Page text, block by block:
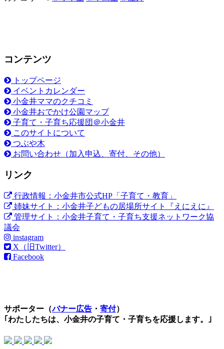
コンテンツ
トップページ
イベントカレンダー
小金井ママのクチコミ
小金井おでかけ公園マップ
子育て・子育ち応援団＠小金井
このサイトについて
つぶや木
お問い合わせ（加入申込、寄付、その他）
リンク
行政情報：小金井市公式HP「子育て・教育」
姉妹サイト：小金井子どもの居場所サイト『えにえに』
管理サイト：小金井子育て・子育ち支援ネットワーク協
議会
instagram
X（旧Twitter）
Facebook
サポーター（バナー広告 ・ 寄付）
｢わたしたちは、小金井の子育て・子育ちを応援します。｣